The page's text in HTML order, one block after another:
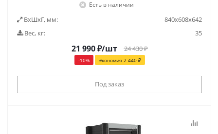
Есть в наличии
ВxШxГ, мм:
840x608x642
Вес, кг:
35
21 990₽/шт 24 430₽
-10% Экономия 2 440₽
Под заказ